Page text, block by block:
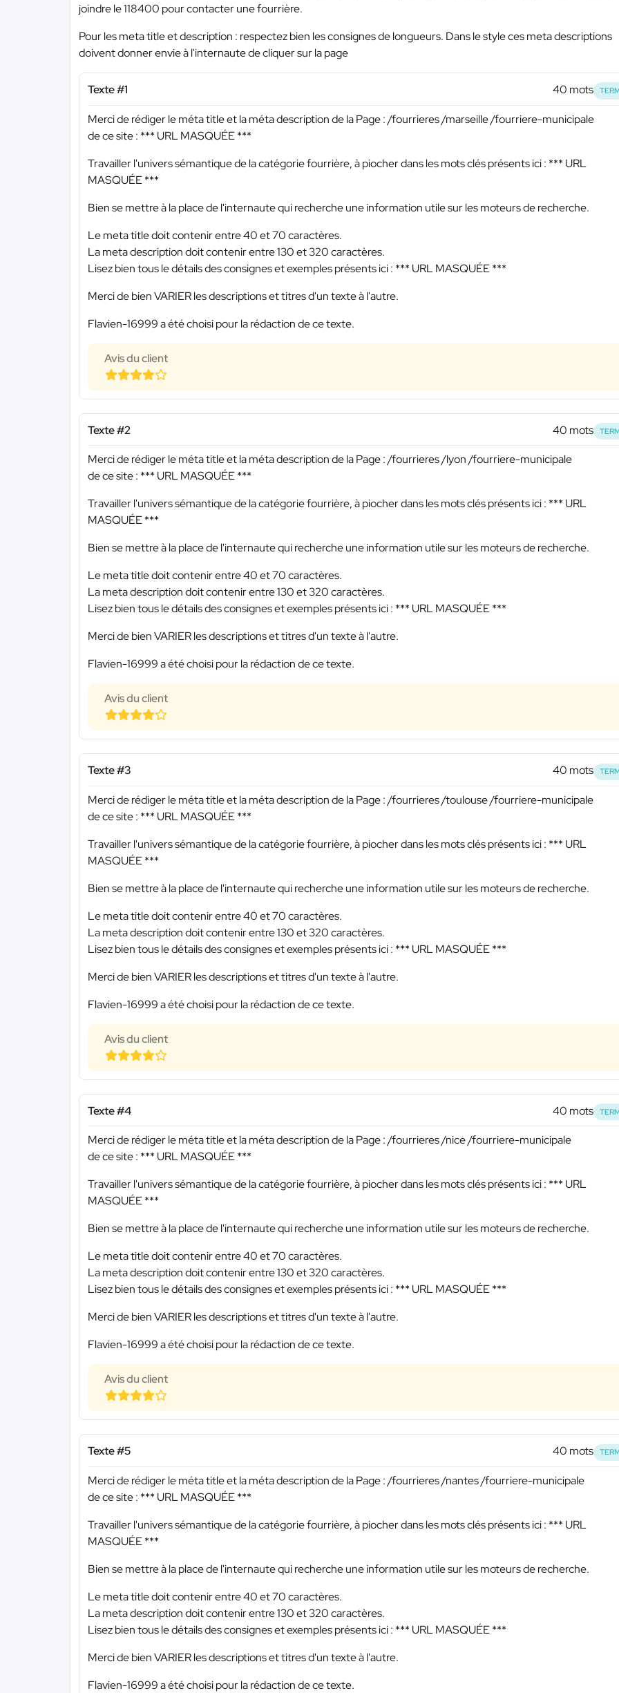
joindre le 118400 pour contacter une fourrière.
Pour les meta title et description : respectez bien les consignes de longueurs. Dans le style ces meta descriptions
doivent donner envie à l'internaute de cliquer sur la page
Texte #1 40 mots
Merci de rédiger le méta title et la méta description de la Page : /fourrieres /marseille /fourriere-municipale
de ce site : *** URL MASQUÉE ***
Travailler l'univers sémantique de la catégorie fourrière, à piocher dans les mots clés présents ici : *** URL
MASQUÉE ***
Bien se mettre à la place de l'internaute qui recherche une information utile sur les moteurs de recherche.
Le meta title doit contenir entre 40 et 70 caractères.
La meta description doit contenir entre 130 et 320 caractères.
Lisez bien tous le détails des consignes et exemples présents ici : *** URL MASQUÉE ***
Merci de bien VARIER les descriptions et titres d'un texte à l'autre.
Flavien-16999 a été choisi pour la rédaction de ce texte.
Avis du client
Texte #2 40 mots
Merci de rédiger le méta title et la méta description de la Page : /fourrieres /lyon /fourriere-municipale
de ce site : *** URL MASQUÉE ***
Travailler l'univers sémantique de la catégorie fourrière, à piocher dans les mots clés présents ici : *** URL
MASQUÉE ***
Bien se mettre à la place de l'internaute qui recherche une information utile sur les moteurs de recherche.
Le meta title doit contenir entre 40 et 70 caractères.
La meta description doit contenir entre 130 et 320 caractères.
Lisez bien tous le détails des consignes et exemples présents ici : *** URL MASQUÉE ***
Merci de bien VARIER les descriptions et titres d'un texte à l'autre.
Flavien-16999 a été choisi pour la rédaction de ce texte.
Avis du client
Texte #3 40 mots
Merci de rédiger le méta title et la méta description de la Page : /fourrieres /toulouse /fourriere-municipale
de ce site : *** URL MASQUÉE ***
Travailler l'univers sémantique de la catégorie fourrière, à piocher dans les mots clés présents ici : *** URL
MASQUÉE ***
Bien se mettre à la place de l'internaute qui recherche une information utile sur les moteurs de recherche.
Le meta title doit contenir entre 40 et 70 caractères.
La meta description doit contenir entre 130 et 320 caractères.
Lisez bien tous le détails des consignes et exemples présents ici : *** URL MASQUÉE ***
Merci de bien VARIER les descriptions et titres d'un texte à l'autre.
Flavien-16999 a été choisi pour la rédaction de ce texte.
Avis du client
Texte #4 40 mots
Merci de rédiger le méta title et la méta description de la Page : /fourrieres /nice /fourriere-municipale
de ce site : *** URL MASQUÉE ***
Travailler l'univers sémantique de la catégorie fourrière, à piocher dans les mots clés présents ici : *** URL
MASQUÉE ***
Bien se mettre à la place de l'internaute qui recherche une information utile sur les moteurs de recherche.
Le meta title doit contenir entre 40 et 70 caractères.
La meta description doit contenir entre 130 et 320 caractères.
Lisez bien tous le détails des consignes et exemples présents ici : *** URL MASQUÉE ***
Merci de bien VARIER les descriptions et titres d'un texte à l'autre.
Flavien-16999 a été choisi pour la rédaction de ce texte.
Avis du client
Texte #5 40 mots
Merci de rédiger le méta title et la méta description de la Page : /fourrieres /nantes /fourriere-municipale
de ce site : *** URL MASQUÉE ***
Travailler l'univers sémantique de la catégorie fourrière, à piocher dans les mots clés présents ici : *** URL
MASQUÉE ***
Bien se mettre à la place de l'internaute qui recherche une information utile sur les moteurs de recherche.
Le meta title doit contenir entre 40 et 70 caractères.
La meta description doit contenir entre 130 et 320 caractères.
Lisez bien tous le détails des consignes et exemples présents ici : *** URL MASQUÉE ***
Merci de bien VARIER les descriptions et titres d'un texte à l'autre.
Flavien-16999 a été choisi pour la rédaction de ce texte.